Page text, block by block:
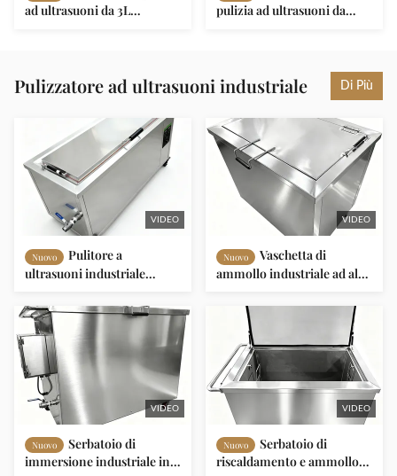
ad ultrasuoni da 3L
pulizia ad ultrasuoni da
Pulizzatore ad ultrasuoni industriale Di Più
VIDEO
Nuovo
Pulitore a
ultrasuoni industriale
regolabile, da 90 L, con
riscaldamento digitale per
parti di motori per auto
VIDEO
Nuovo
Vaschetta di
ammollo industriale ad alta
potenza termica di 1,5 KW
per la pulizia commerciale
VIDEO
Nuovo
Serbatoio di
immersione industriale in
VIDEO
Nuovo
Serbatoio di
riscaldamento e ammollo